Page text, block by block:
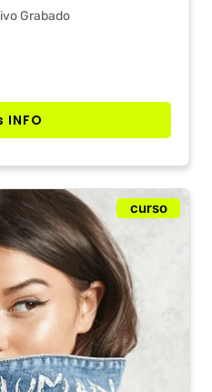
Grabado
INFO
curso